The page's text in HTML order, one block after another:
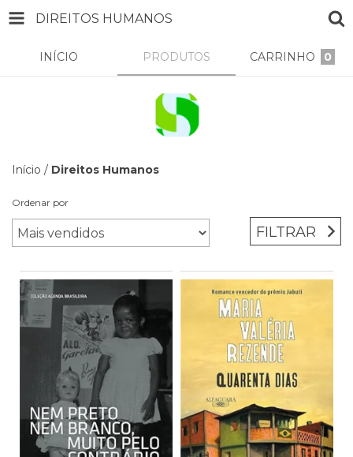
DIREITOS HUMANOS
INÍCIO PRODUTOS CARRINHO 0
Início / Direitos Humanos
Ordenar por
FILTRAR